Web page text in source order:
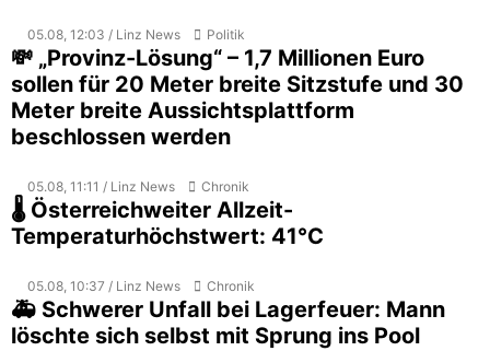
05.08, 12:03 / Linz News Politik
💸 „Provinz-Lösung“ – 1,7 Millionen Euro
sollen für 20 Meter breite Sitzstufe und 30
Meter breite Aussichtsplattform
beschlossen werden
05.08, 11:11 / Linz News Chronik
🌡️ Österreichweiter Allzeit-
Temperaturhöchstwert: 41°C
05.08, 10:37 / Linz News Chronik
🚑 Schwerer Unfall bei Lagerfeuer: Mann
löschte sich selbst mit Sprung ins Pool